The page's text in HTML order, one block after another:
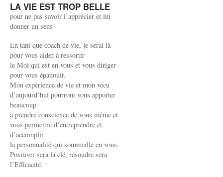
LA VIE EST TROP BELLE
pour ne pas savoir l’apprécier et lui
donner un sens
En tant que coach de vie, je serai là
pour vous aider à ressortir
le Moi qui est en vous et vous diriger
pour vous épanouir.
Mon expérience de vie et mon vécu
d’aujourd’hui pourront vous apporter
beaucoup
à prendre conscience de vous même et
vous permettre d’entreprendre et
d’accomplir
la personnalité qui sommeille en vous.
Positiver sera la clé, résoudre sera
l’Efficacité.